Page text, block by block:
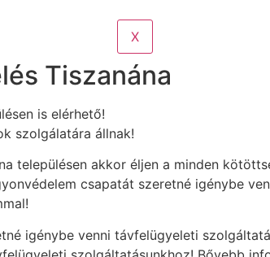
X
Tiszanána
is elérhető!
szolgálatára állnak!
településen akkor éljen a minden
csapatát szeretné igénybe
igénybe venni távfelügyeleti